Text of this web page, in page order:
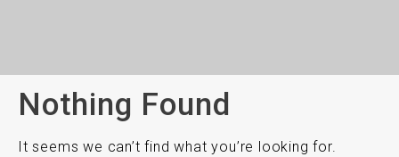
Nothing Found
It seems we can’t find what you’re looking for.